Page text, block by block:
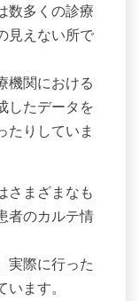
数多くの診療
見えない所で
機関における
したデータを
たりしていま
さまざまなも
者のカルテ情
実際に行った
ます。